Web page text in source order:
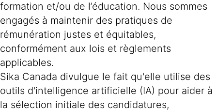
formation et/ou de l’éducation. Nous sommes
engagés à maintenir des pratiques de
rémunération justes et équitables,
conformément aux lois et règlements
applicables.
Sika Canada divulgue le fait qu'elle utilise des
outils d'intelligence artificielle (IA) pour aider à
la sélection initiale des candidatures,